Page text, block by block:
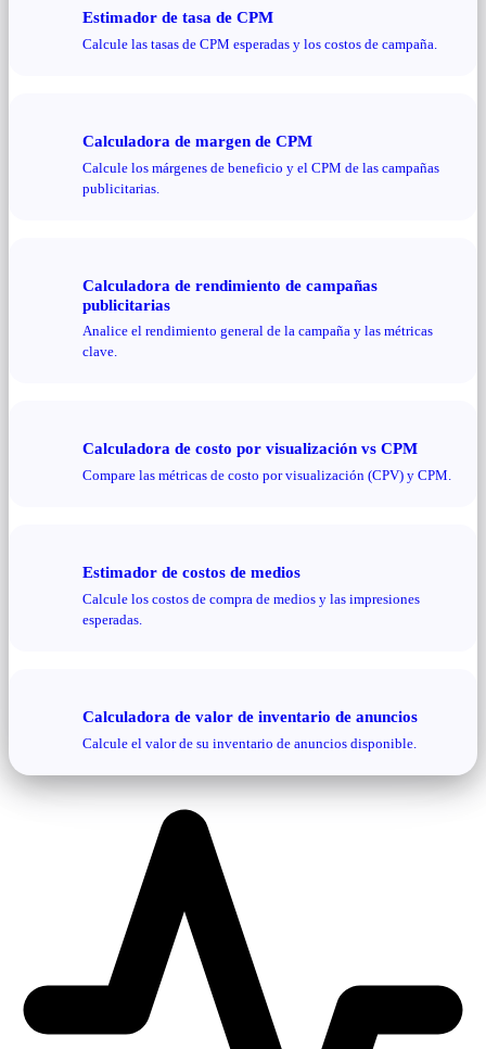
Estimador de tasa de CPM
Calcule las tasas de CPM esperadas y los costos de campaña.
Calculadora de margen de CPM
Calcule los márgenes de beneficio y el CPM de las campañas
publicitarias.
Calculadora de rendimiento de campañas
publicitarias
Analice el rendimiento general de la campaña y las métricas
clave.
Calculadora de costo por visualización vs CPM
Compare las métricas de costo por visualización (CPV) y CPM.
Estimador de costos de medios
Calcule los costos de compra de medios y las impresiones
esperadas.
Calculadora de valor de inventario de anuncios
Calcule el valor de su inventario de anuncios disponible.